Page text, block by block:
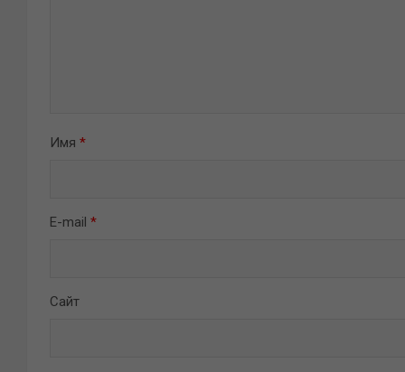
Имя *
E-mail *
Сайт